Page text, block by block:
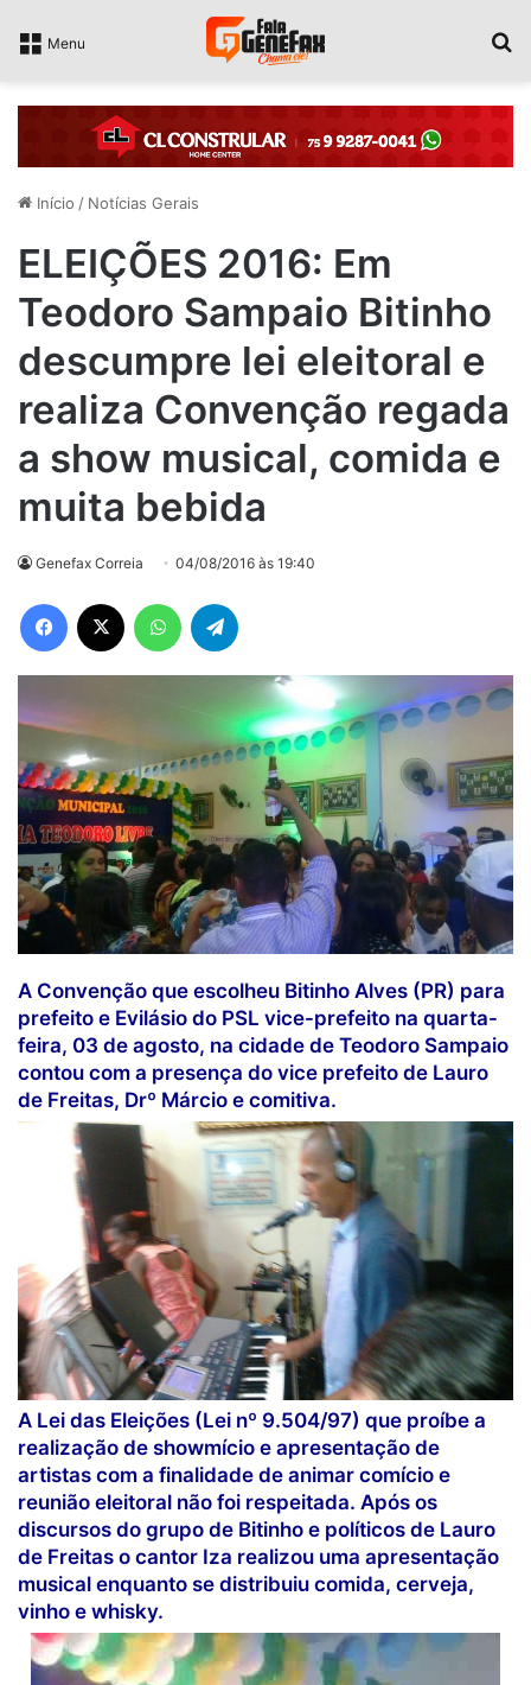
Menu
Início / Notícias Gerais
ELEIÇÕES 2016: Em
Teodoro Sampaio Bitinho
descumpre lei eleitoral e
realiza Convenção regada
a show musical, comida e
muita bebida
Genefax Correia 04/08/2016 às 19:40
Facebook WhatsApp
A Convenção que escolheu Bitinho Alves (PR) para
prefeito e Evilásio do PSL vice-prefeito na quarta-
feira, 03 de agosto, na cidade de Teodoro Sampaio
contou com a presença do vice prefeito de Lauro
de Freitas, Drº Márcio e comitiva.
A Lei das Eleições (Lei nº 9.504/97) que proíbe a
realização de showmício e apresentação de
artistas com a finalidade de animar comício e
reunião eleitoral não foi respeitada. Após os
discursos do grupo de Bitinho e políticos de Lauro
de Freitas o cantor Iza realizou uma apresentação
musical enquanto se distribuiu comida, cerveja,
vinho e whisky.